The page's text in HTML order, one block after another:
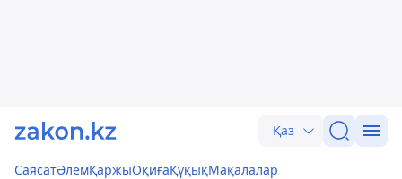
Қаз
СаясатӘлемҚаржыОқиғаҚұқықМақалалар